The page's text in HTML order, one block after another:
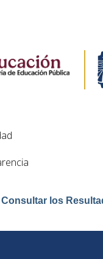
Consultar los